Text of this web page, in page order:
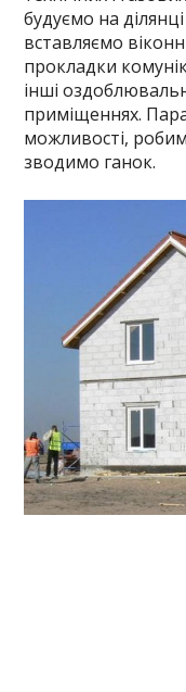
будуємо на
вставляємо
прокладки
інші
приміщеннях.
можливості,
зводимо ганок.